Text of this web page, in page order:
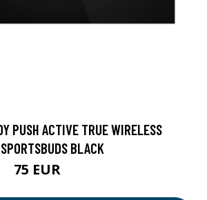
PUSH ACTIVE TRUE WIRELESS
SPORTSBUDS BLACK
75 EUR